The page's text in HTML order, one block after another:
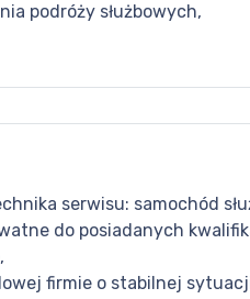
podróży służbowych,
serwisu: samochód
do posiadanych
firmie o stabilnej